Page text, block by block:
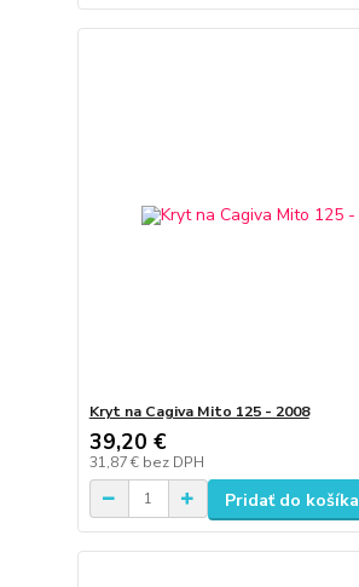
Kryt na Cagiva Mito 125 - 2008
39,20 €
31,87 € bez DPH
Pridať do košíka